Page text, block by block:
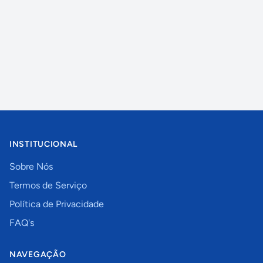
INSTITUCIONAL
Sobre Nós
Termos de Serviço
Política de Privacidade
FAQ's
NAVEGAÇÃO